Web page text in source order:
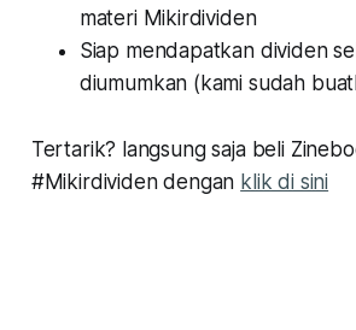
materi Mikirdividen
Siap mendapatkan dividen
diumumkan (kami sudah
Tertarik? langsung saja beli
#Mikirdividen dengan klik di sini